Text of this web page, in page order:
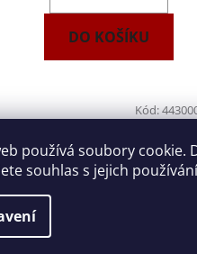
používá soubory
souhlas s jejich
DO KOŠÍKU
Kód: